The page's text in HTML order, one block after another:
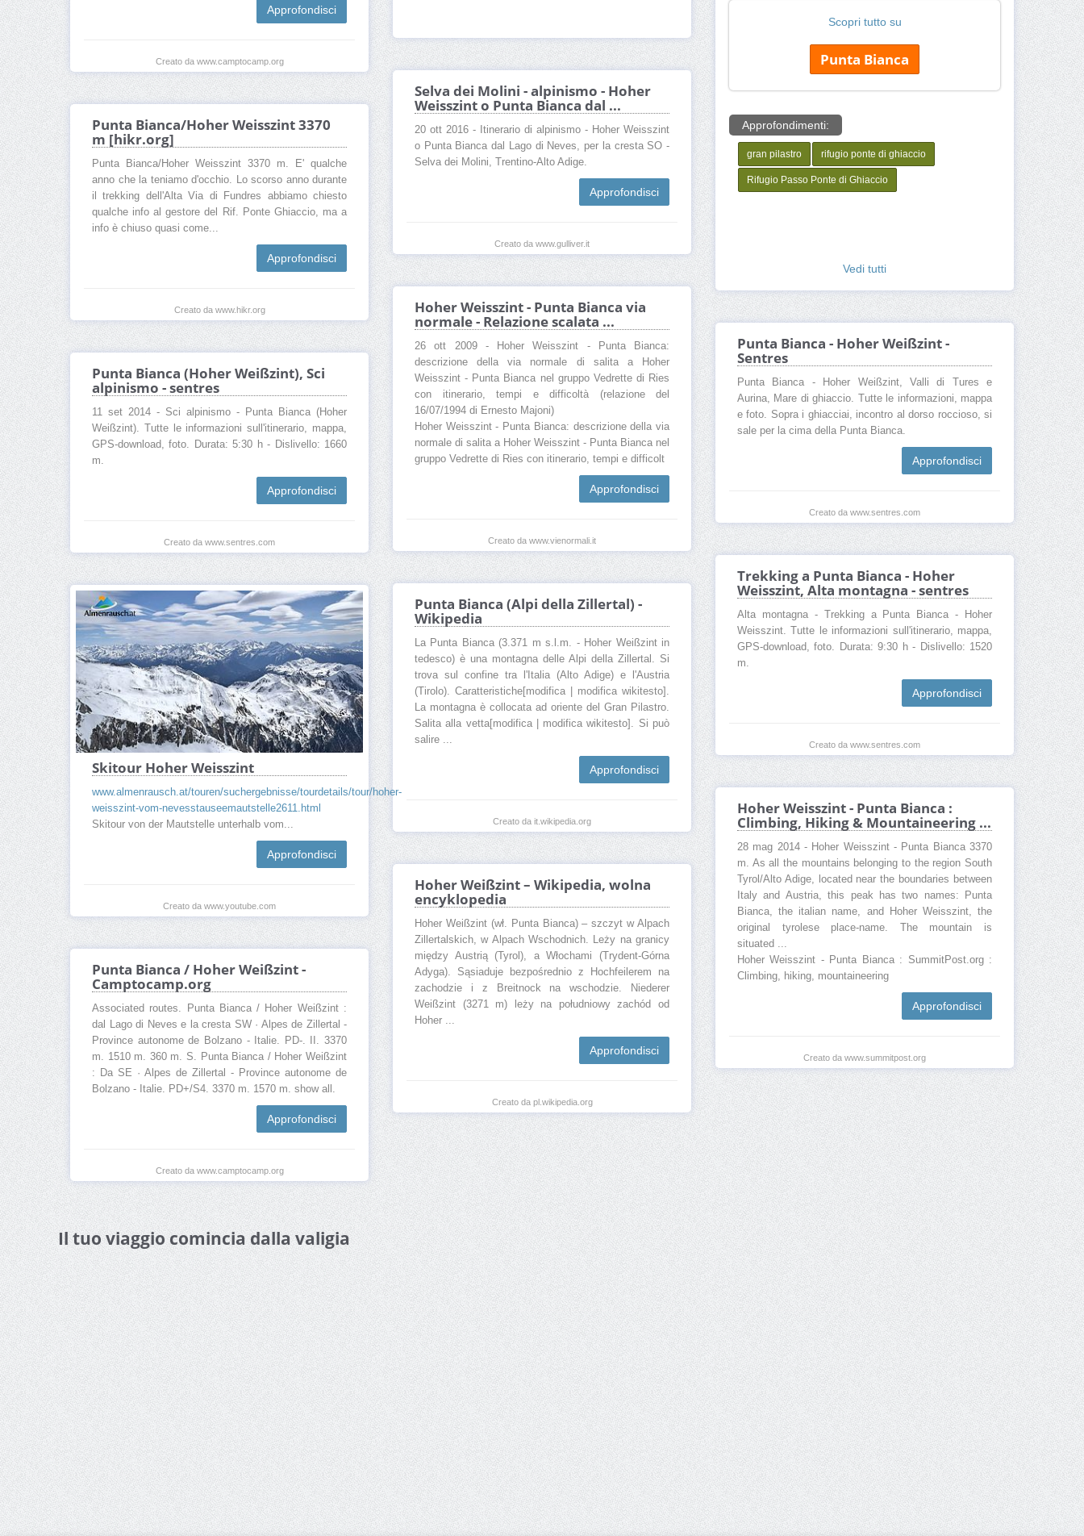
Scopri tutto su
Punta Bianca
Approfondimenti:
gran pilastro rifugio ponte di ghiaccio
Rifugio Passo Ponte di Ghiaccio
Vedi tutti
Approfondisci
Creato da www.camptocamp.org
Selva dei Molini - alpinismo - Hoher
Weisszint o Punta Bianca dal ...
20 ott 2016 - Itinerario di alpinismo - Hoher Weisszint
o Punta Bianca dal Lago di Neves, per la cresta SO -
Selva dei Molini, Trentino-Alto Adige.
Approfondisci
Creato da www.gulliver.it
Punta Bianca/Hoher Weisszint 3370
m [hikr.org]
Punta Bianca/Hoher Weisszint 3370 m. E' qualche
anno che la teniamo d'occhio. Lo scorso anno durante
il trekking dell'Alta Via di Fundres abbiamo chiesto
qualche info al gestore del Rif. Ponte Ghiaccio, ma a
info è chiuso quasi come...
Approfondisci
Creato da www.hikr.org Hoher Weisszint - Punta Bianca via
normale - Relazione scalata ...
26 ott 2009 - Hoher Weisszint - Punta Bianca:
descrizione della via normale di salita a Hoher
Weisszint - Punta Bianca nel gruppo Vedrette di Ries
con itinerario, tempi e difficoltà (relazione del
16/07/1994 di Ernesto Majoni)
Hoher Weisszint - Punta Bianca: descrizione della via
normale di salita a Hoher Weisszint - Punta Bianca nel
gruppo Vedrette di Ries con itinerario, tempi e difficolt
Approfondisci
Creato da www.vienormali.it
Punta Bianca - Hoher Weißzint -
Sentres
Punta Bianca - Hoher Weißzint, Valli di Tures e
Aurina, Mare di ghiaccio. Tutte le informazioni, mappa
e foto. Sopra i ghiacciai, incontro al dorso roccioso, si
sale per la cima della Punta Bianca.
Approfondisci
Creato da www.sentres.com
Punta Bianca (Hoher Weißzint), Sci
alpinismo - sentres
11 set 2014 - Sci alpinismo - Punta Bianca (Hoher
Weißzint). Tutte le informazioni sull'itinerario, mappa,
GPS-download, foto. Durata: 5:30 h - Dislivello: 1660
m.
Approfondisci
Creato da www.sentres.com
Trekking a Punta Bianca - Hoher
Weisszint, Alta montagna - sentres
Alta montagna - Trekking a Punta Bianca - Hoher
Weisszint. Tutte le informazioni sull'itinerario, mappa,
GPS-download, foto. Durata: 9:30 h - Dislivello: 1520
m.
Approfondisci
Creato da www.sentres.com
Punta Bianca (Alpi della Zillertal) -
Wikipedia
La Punta Bianca (3.371 m s.l.m. - Hoher Weißzint in
tedesco) è una montagna delle Alpi della Zillertal. Si
trova sul confine tra l'Italia (Alto Adige) e l'Austria
(Tirolo). Caratteristiche[modifica | modifica wikitesto].
La montagna è collocata ad oriente del Gran Pilastro.
Salita alla vetta[modifica | modifica wikitesto]. Si può
salire ...
Approfondisci
Creato da it.wikipedia.org
Skitour Hoher Weisszint
www.almenrausch.at/touren/suchergebnisse/tourdetails/tour/hoher-
weisszint-vom-nevesstauseemautstelle2611.html
Skitour von der Mautstelle unterhalb vom...
Approfondisci
Creato da www.youtube.com
Hoher Weisszint - Punta Bianca :
Climbing, Hiking & Mountaineering ...
28 mag 2014 - Hoher Weisszint - Punta Bianca 3370
m. As all the mountains belonging to the region South
Tyrol/Alto Adige, located near the boundaries between
Italy and Austria, this peak has two names: Punta
Bianca, the italian name, and Hoher Weisszint, the
original tyrolese place-name. The mountain is
situated ...
Hoher Weisszint - Punta Bianca : SummitPost.org :
Climbing, hiking, mountaineering
Approfondisci
Creato da www.summitpost.org
Hoher Weißzint – Wikipedia, wolna
encyklopedia
Hoher Weißzint (wł. Punta Bianca) – szczyt w Alpach
Zillertalskich, w Alpach Wschodnich. Leży na granicy
między Austrią (Tyrol), a Włochami (Trydent-Górna
Adyga). Sąsiaduje bezpośrednio z Hochfeilerem na
zachodzie i z Breitnock na wschodzie. Niederer
Weißzint (3271 m) leży na południowy zachód od
Hoher ...
Approfondisci
Creato da pl.wikipedia.org
Punta Bianca / Hoher Weißzint -
Camptocamp.org
Associated routes. Punta Bianca / Hoher Weißzint :
dal Lago di Neves e la cresta SW · Alpes de Zillertal -
Province autonome de Bolzano - Italie. PD-. II. 3370
m. 1510 m. 360 m. S. Punta Bianca / Hoher Weißzint
: Da SE · Alpes de Zillertal - Province autonome de
Bolzano - Italie. PD+/S4. 3370 m. 1570 m. show all.
Approfondisci
Creato da www.camptocamp.org
Il tuo viaggio comincia dalla valigia